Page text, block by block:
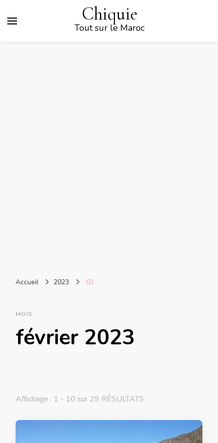
Chiquie
Tout sur le Maroc
Accueil 2023 02
MOIS
février 2023
Affichage : 1 - 10 sur 29 RÉSULTATS